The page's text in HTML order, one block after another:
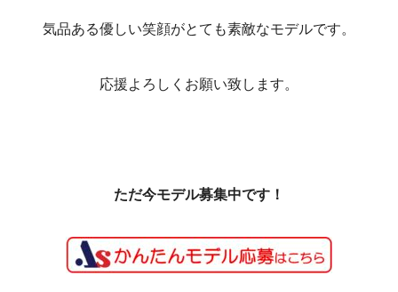
気品ある優しい笑顔がとても素敵なモデルです。
応援よろしくお願い致します。
ただ今モデル募集中です！